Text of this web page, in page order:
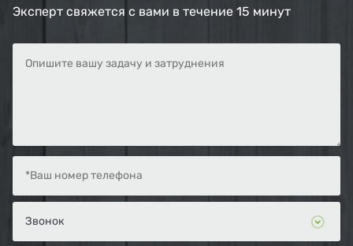
Эксперт свяжется с вами в течение 15 минут